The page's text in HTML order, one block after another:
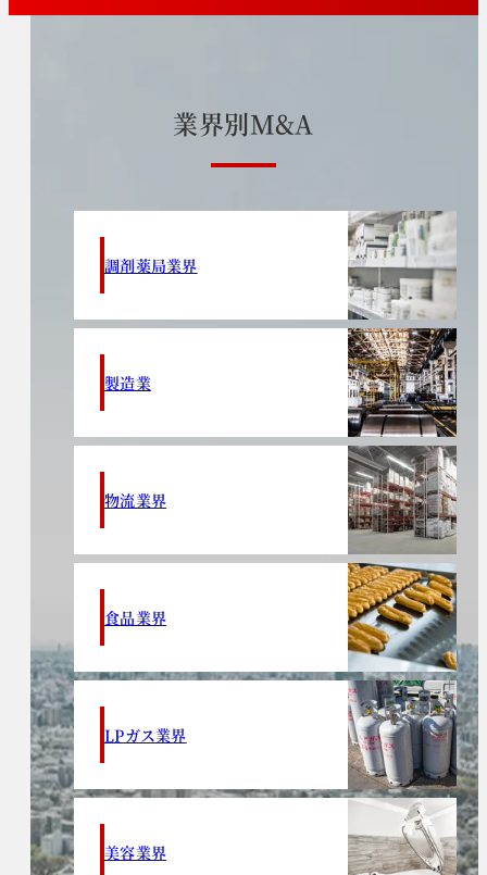
業界別M&A
調剤薬局業界
製造業
物流業界
食品業界
LPガス業界
美容業界